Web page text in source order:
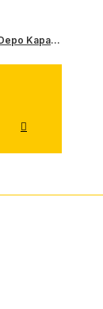
Yedek Su Depo Kapağı (Genleşme Kavanozu Kapağı) 8200048024